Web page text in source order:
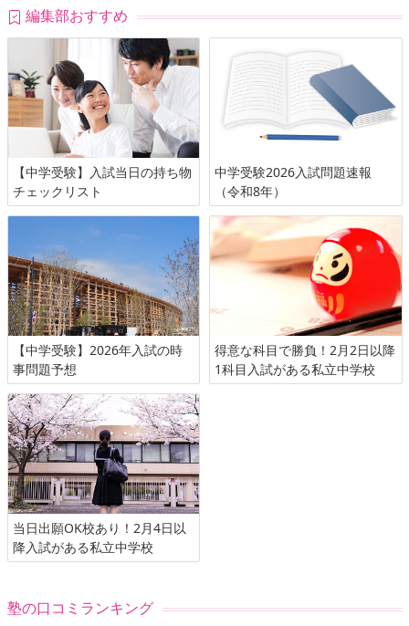
編集部おすすめ
【中学受験】入試当日の持ち物
チェックリスト
中学受験2026入試問題速報
（令和8年）
【中学受験】2026年入試の時
事問題予想
得意な科目で勝負！2月2日以降
1科目入試がある私立中学校
当日出願OK校あり！2月4日以
降入試がある私立中学校
塾の口コミランキング